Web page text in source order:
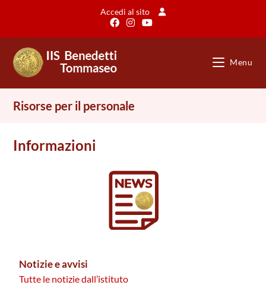
Accedi al sito
Menu
Risorse per il personale
Informazioni
Notizie e avvisi
Tutte le notizie dall’istituto